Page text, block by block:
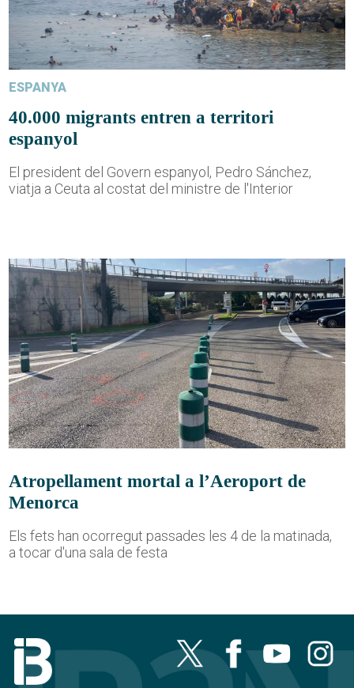
ESPANYA
40.000 migrants entren a territori
espanyol
El president del Govern espanyol, Pedro Sánchez,
viatja a Ceuta al costat del ministre de l'Interior
Atropellament mortal a l’Aeroport de
Menorca
Els fets han ocorregut passades les 4 de la matinada,
a tocar d'una sala de festa